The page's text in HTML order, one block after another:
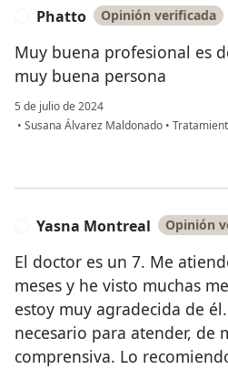
Phatto Opinión verificada
Muy buena profesional es
muy buena persona
5 de julio de 2024
• Susana Álvarez Maldonado •
Yasna Montreal Opinión
El doctor es un 7. Me
meses y he visto muchas
estoy muy agradecida de
necesario para atender, de
comprensiva. Lo